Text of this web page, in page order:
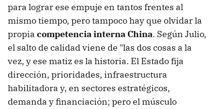
para lograr ese empuje en tantos frentes al
mismo tiempo, pero tampoco hay que olvidar la
propia competencia interna China. Según Julio,
el salto de calidad viene de "las dos cosas a la
vez, y ese matiz es la historia. El Estado fija
dirección, prioridades, infraestructura
habilitadora y, en sectores estratégicos,
demanda y financiación; pero el músculo